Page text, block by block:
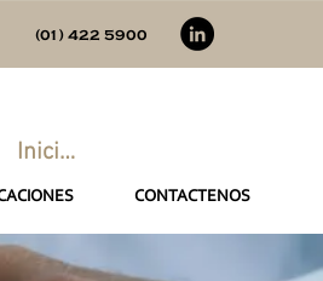
(01) 422 5900
Iniciar sesión
CONTACTENOS